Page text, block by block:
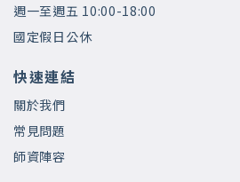
週一至週五 10:00-18:00
國定假日公休
快速連結
關於我們
常見問題
師資陣容